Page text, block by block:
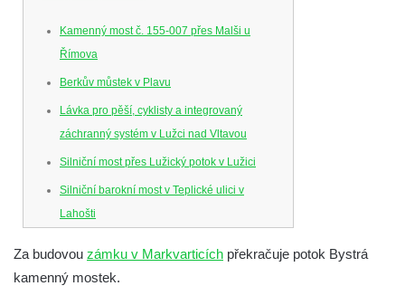
Kamenný most č. 155-007 přes Malši u
Římova
Berkův můstek v Plavu
Lávka pro pěší, cyklisty a integrovaný
záchranný systém v Lužci nad Vltavou
Silniční most přes Lužický potok v Lužici
Silniční barokní most v Teplické ulici v
Lahošti
Za budovou zámku v Markvarticích překračuje potok Bystrá
kamenný mostek.